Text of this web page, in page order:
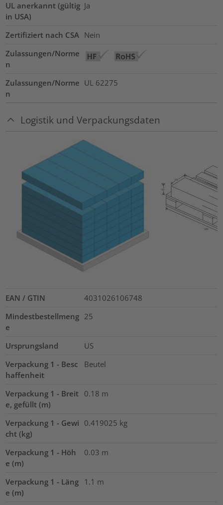
UL anerkannt (gültig
in USA)
Ja
Zertifiziert nach CSA Nein
Zulassungen/Norme
n
Zulassungen/Norme
n
UL 62275
Logistik und Verpackungsdaten
EAN / GTIN
4031026106748
Mindestbestellmeng
e
25
Ursprungsland
US
Verpackung 1 - Besc
haffenheit
Beutel
Verpackung 1 - Breit
e, gefüllt (m)
0.18 m
Verpackung 1 - Gewi
cht (kg)
0.419025 kg
Verpackung 1 - Höh
e (m)
0.03 m
Verpackung 1 - Läng
e (m)
1.1 m